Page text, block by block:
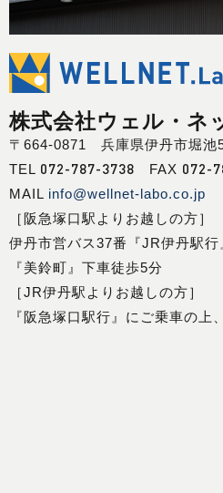
株式会社ウェル・ネ
〒664-0871 兵庫県伊丹市堀池
TEL 072-787-3738 FAX 072-
MAIL info@wellnet-labo.co.jp
［阪急塚口駅よりお越しの方］
伊丹市営バス37番『JR伊丹駅行
『美鈴町』下車徒歩5分
［JR伊丹駅よりお越しの方］
『阪急塚口駅行』にご乗車の上